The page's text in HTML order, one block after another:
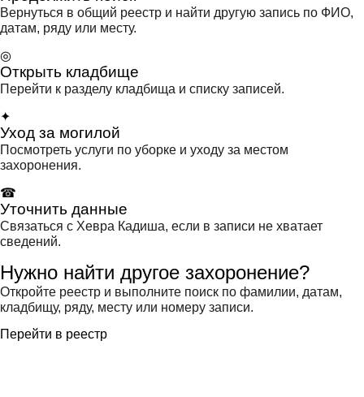
Вернуться в общий реестр и найти другую запись по ФИО,
датам, ряду или месту.
◎
Открыть кладбище
Перейти к разделу кладбища и списку записей.
✦
Уход за могилой
Посмотреть услуги по уборке и уходу за местом
захоронения.
☎
Уточнить данные
Связаться с Хевра Кадиша, если в записи не хватает
сведений.
Нужно найти другое захоронение?
Откройте реестр и выполните поиск по фамилии, датам,
кладбищу, ряду, месту или номеру записи.
Перейти в реестр